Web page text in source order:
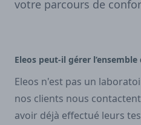
votre parcours de
Eleos peut-il gérer l’ensemble
Eleos n'est pas un
nos clients nous
avoir déjà effectué leurs